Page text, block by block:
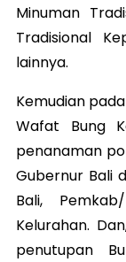
Minuman
Tradisional
lainnya.
Kemudian
Wafat Bung
penanaman
Gubernur Bali
Bali,
Kelurahan.
penutupan